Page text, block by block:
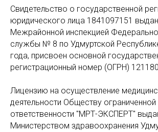
Свидетельство о государственной
юридического лица 1841097151
Межрайонной инспекцией
службы № 8 по Удмуртской
года, присвоен основной
регистрационный номер (ОГРН)
Лицензию на осуществление
деятельности Обществу ограниченной
ответственности "МРТ-ЭКСПЕРТ"
Министерством здравоохранения